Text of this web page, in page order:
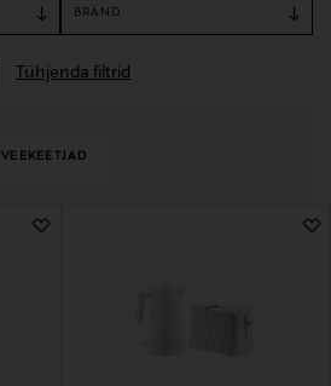
BRÄND
Tühjenda filtrid
VEEKEETJAD